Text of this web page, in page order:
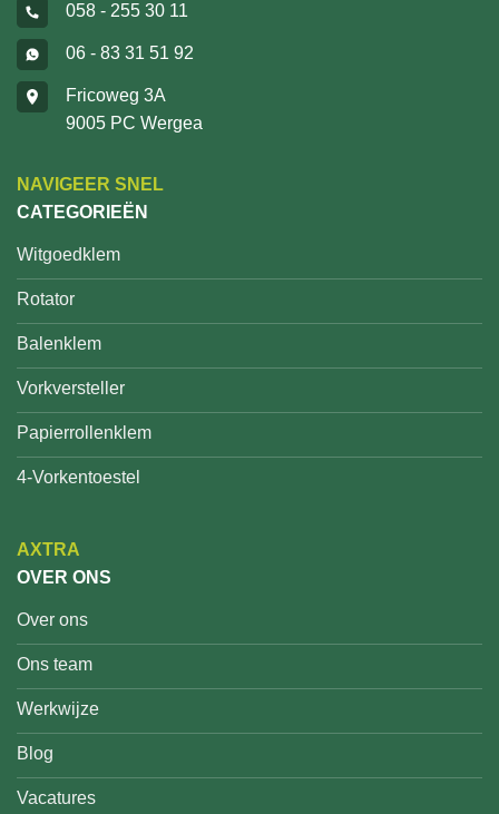
058 - 255 30 11
06 - 83 31 51 92
Fricoweg 3A
9005 PC Wergea
NAVIGEER SNEL
CATEGORIEËN
Witgoedklem
Rotator
Balenklem
Vorkversteller
Papierrollenklem
4-Vorkentoestel
AXTRA
OVER ONS
Over ons
Ons team
Werkwijze
Blog
Vacatures